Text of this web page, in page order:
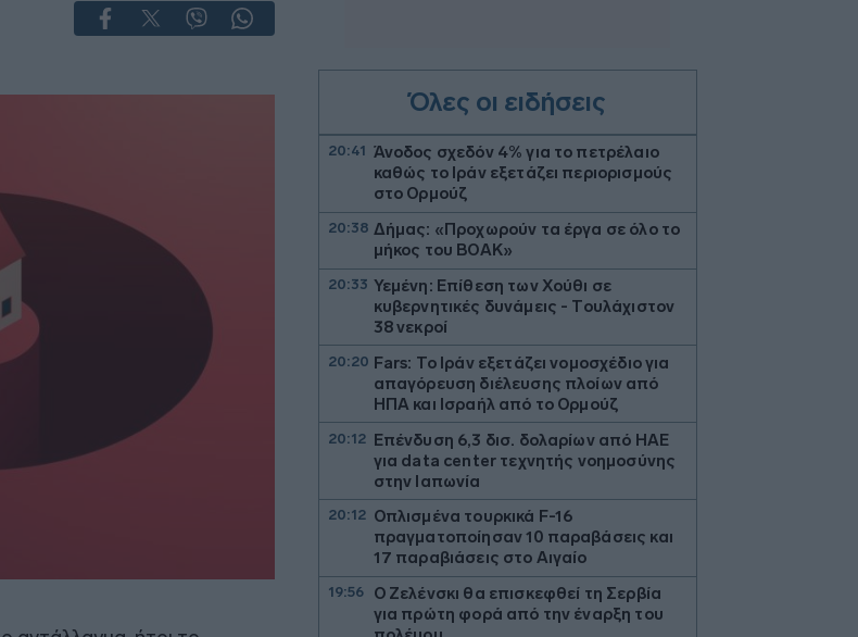
Όλες οι ειδήσεις
20:41 Άνοδος σχεδόν 4% για το πετρέλαιο
καθώς το Ιράν εξετάζει περιορισμούς
στο Ορμούζ
20:38 Δήμας: «Προχωρούν τα έργα σε όλο το
μήκος του ΒΟΑΚ»
20:33 Υεμένη: Επίθεση των Χούθι σε
κυβερνητικές δυνάμεις - Τουλάχιστον
38 νεκροί
20:20 Fars: Το Ιράν εξετάζει νομοσχέδιο για
απαγόρευση διέλευσης πλοίων από
ΗΠΑ και Ισραήλ από το Ορμούζ
20:12 Επένδυση 6,3 δισ. δολαρίων από ΗΑΕ
για data center τεχνητής νοημοσύνης
στην Ιαπωνία
20:12 Οπλισμένα τουρκικά F-16
πραγματοποίησαν 10 παραβάσεις και
17 παραβιάσεις στο Αιγαίο
19:56
Ο Ζελένσκι θα επισκεφθεί τη Σερβία
για πρώτη φορά από την έναρξη του